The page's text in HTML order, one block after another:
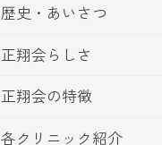
歴史・あいさつ
正翔会らしさ
正翔会の特徴
各クリニック紹介